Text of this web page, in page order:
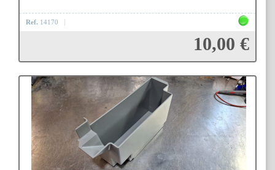
Ref. 14170
10,00 €
Añadir a la cesta